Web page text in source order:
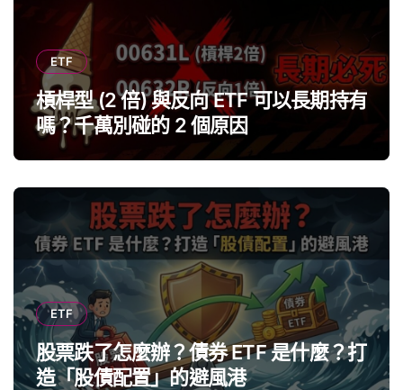
ETF
槓桿型 (2 倍) 與反向 ETF 可以長期持有
嗎？千萬別碰的 2 個原因
ETF
股票跌了怎麼辦？債券 ETF 是什麼？打
造「股債配置」的避風港